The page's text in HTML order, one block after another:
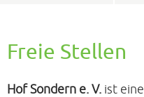
Freie Stellen
Hof Sondern e. V. ist eine